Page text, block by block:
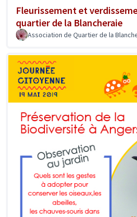
Fleurissement et
quartier de la Blancheraie
Association de Quartier de la